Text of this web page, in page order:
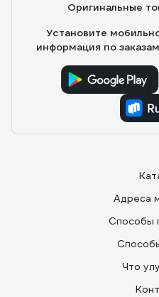
Оригинальные
Установите
информация по
Адреса
Способы
Что